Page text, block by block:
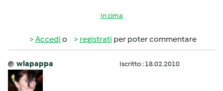
In cima
Accedi o registrati per poter commentare
wlapappa Iscritto : 18.02.2010